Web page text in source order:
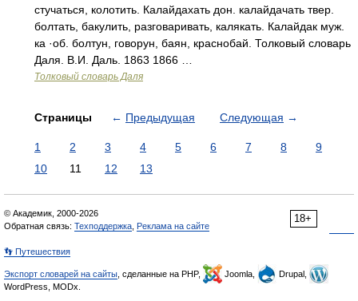
стучаться, колотить. Калайдахать дон. калайдачать твер.
болтать, бакулить, разговаривать, калякать. Калайдак муж.
ка ·об. болтун, говорун, баян, краснобай. Толковый словарь
Даля. В.И. Даль. 1863 1866 …
Толковый словарь Даля
Страницы ← Предыдущая Следующая →
1 2 3 4 5 6 7 8
9
10
11 12 13
18+
© Академик, 2000-2026
Обратная связь: Техподдержка Реклама на сайте
👣 Путешествия
Экспорт словарей на сайты , сделанные на PHP, Joomla,
Drupal,
WordPress, MODx.